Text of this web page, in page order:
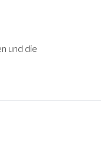
und die